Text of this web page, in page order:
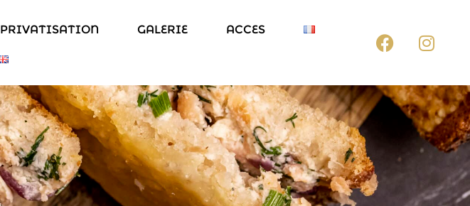
PRIVATISATION GALERIE ACCES